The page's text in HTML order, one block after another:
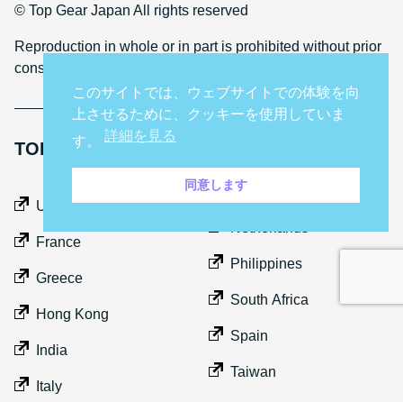
© Top Gear Japan All rights reserved
Reproduction in whole or in part is prohibited without prior
consent
TOP GEAR INTERNATIONAL SITES
UK
France
Greece
Hong Kong
India
Italy
Middle East
Philippines
South Africa
Spain
Taiwan
このサイトでは、ウェブサイトでの体験を向
上させるために、クッキーを使用していま
す。 詳細を見る
同意します